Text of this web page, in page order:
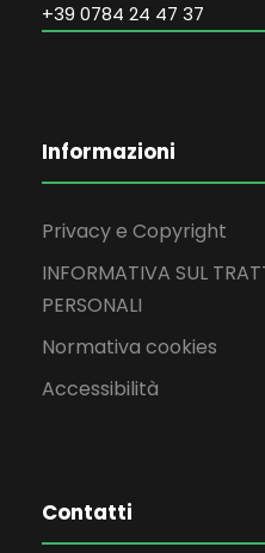
+39 0784 24 47 37
Informazioni
Privacy e Copyright
INFORMATIVA SUL
PERSONALI
Normativa cookies
Accessibilità
Contatti